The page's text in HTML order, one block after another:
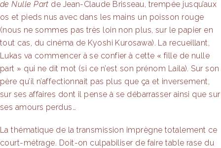
Panel
panel
Oku
panel
panel
de Nulle Part de Jean-Claude Brisseau, trempée jusqu’aux
os et pieds nus avec dans les mains un poisson rouge
(nous ne sommes pas très loin non plus, sur le papier en
tout cas, du cinéma de Kyoshi Kurosawa). La recueillant,
Lukas va commencer à se confier à cette « fille de nulle
part » qui ne dit mot (si ce n’est son prénom Laila). Sur son
père qu’il n’affectionnait pas plus que ça et inversement,
sur ses affaires dont il pense à se débarrasser ainsi que sur
ses amours perdus…
La thématique de la transmission imprègne totalement ce
court-métrage. Doit-on culpabiliser de faire table rase du